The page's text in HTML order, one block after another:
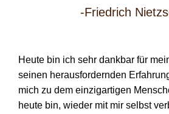
-Friedrich
Heute bin ich sehr dankbar für
seinen herausfordernden
mich zu dem einzigartigen
heute bin, wieder mit mir selbst